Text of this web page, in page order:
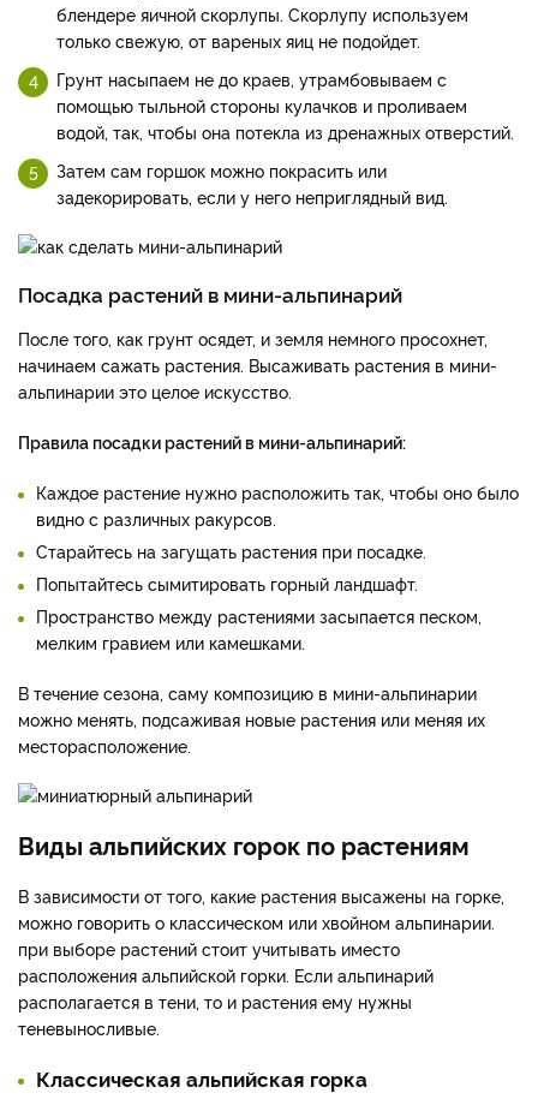
блендере яичной скорлупы. Скорлупу используем
только свежую, от вареных яиц не подойдет.
Грунт насыпаем не до краев, утрамбовываем с
помощью тыльной стороны кулачков и проливаем
водой, так, чтобы она потекла из дренажных отверстий.
Затем сам горшок можно покрасить или
задекорировать, если у него неприглядный вид.
Посадка растений в мини-альпинарий
После того, как грунт осядет, и земля немного просохнет,
начинаем сажать растения. Высаживать растения в мини-
альпинарии это целое искусство.
Правила посадки растений в мини-альпинарий:
Каждое растение нужно расположить так, чтобы оно было
видно с различных ракурсов.
Старайтесь на загущать растения при посадке.
Попытайтесь сымитировать горный ландшафт.
Пространство между растениями засыпается песком,
мелким гравием или камешками.
В течение сезона, саму композицию в мини-альпинарии
можно менять, подсаживая новые растения или меняя их
месторасположение.
Виды альпийских горок по растениям
В зависимости от того, какие растения высажены на горке,
можно говорить о классическом или хвойном альпинарии.
при выборе растений стоит учитывать иместо
расположения альпийской горки. Если альпинарий
располагается в тени, то и растения ему нужны
теневыносливые.
Классическая альпийская горка